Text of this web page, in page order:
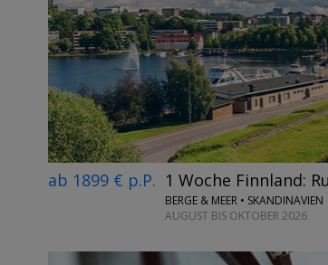
ab 1899 € p.P. 1 Woche Finnland:
BERGE & MEER • SKANDINAVIEN
AUGUST BIS OKTOBER 2026